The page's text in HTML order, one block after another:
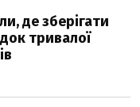
де зберігати
тривалої